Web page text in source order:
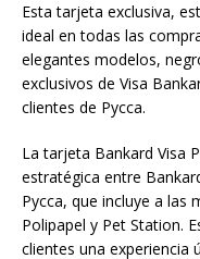
Esta tarjeta exclusiva,
ideal en todas las
elegantes modelos,
exclusivos de Visa
clientes de Pycca.
La tarjeta Bankard Visa
estratégica entre
Pycca, que incluye a las
Polipapel y Pet Station.
clientes una experiencia